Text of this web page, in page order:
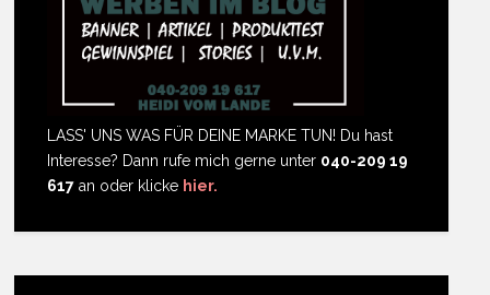
LASS' UNS WAS FÜR DEINE MARKE TUN! Du hast
Interesse? Dann rufe mich gerne unter 040-209 19
617 an oder klicke hier.